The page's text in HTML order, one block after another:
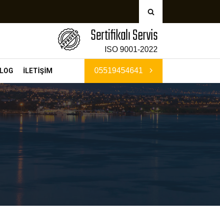
Sertifikalı Servis
ISO 9001-2022
İLETİŞİM 05519454641